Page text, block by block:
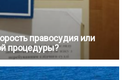
правосудия или
процедуры?